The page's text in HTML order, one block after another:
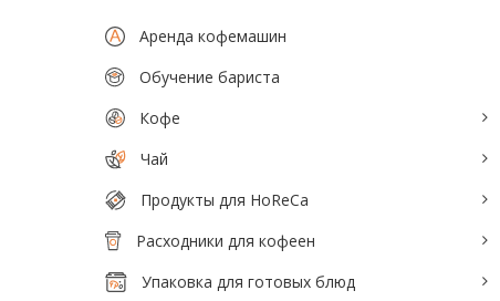
Обучение бариста
Кофе
Чай
Продукты для HoReCa
Расходники для кофеен
Упаковка для готовых блюд
Аренда кофемашин
Обучение бариста
Кофе
Чай
Продукты для HoReCa
Расходники для кофеен
Упаковка для готовых блюд